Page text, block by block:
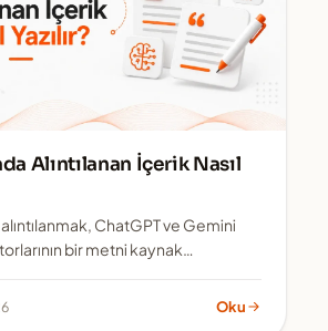
Alıntılanan İçerik Nasıl
ChatGPT ve Gemini
bir metni kaynak
Oku